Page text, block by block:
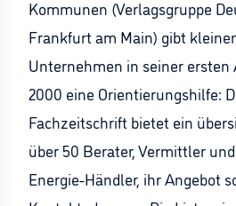
Kommunen (Verlagsgruppe
Frankfurt am Main) gibt
Unternehmen in seiner ersten
2000 eine Orientierungshilfe:
Fachzeitschrift bietet ein
über 50 Berater, Vermittler
Energie-Händler, ihr Angebot